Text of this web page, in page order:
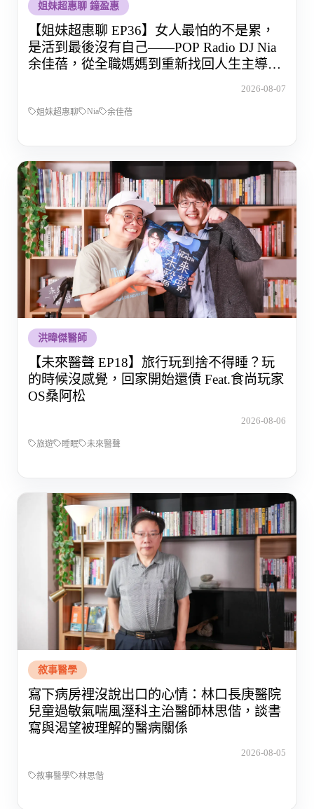
姐妹超惠聊 鐘盈惠
【姐妹超惠聊 EP36】女人最怕的不是累，
是活到最後沒有自己——POP Radio DJ Nia
余佳蓓，從全職媽媽到重新找回人生主導權
2026-08-07
姐妹超惠聊 Nia 余佳蓓
洪暐傑醫師
【未來醫聲 EP18】旅行玩到捨不得睡？玩
的時候沒感覺，回家開始還債 Feat.食尚玩家
OS桑阿松
2026-08-06
旅遊 睡眠 未來醫聲
敘事醫學
寫下病房裡沒說出口的心情：林口長庚醫院
兒童過敏氣喘風溼科主治醫師林思偕，談書
寫與渴望被理解的醫病關係
2026-08-05
敘事醫學 林思偕